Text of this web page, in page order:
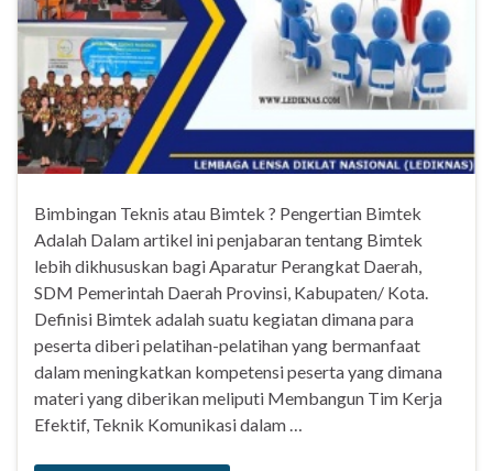
Bimbingan Teknis atau Bimtek ? Pengertian Bimtek
Adalah Dalam artikel ini penjabaran tentang Bimtek
lebih dikhususkan bagi Aparatur Perangkat Daerah,
SDM Pemerintah Daerah Provinsi, Kabupaten/ Kota.
Definisi Bimtek adalah suatu kegiatan dimana para
peserta diberi pelatihan-pelatihan yang bermanfaat
dalam meningkatkan kompetensi peserta yang dimana
materi yang diberikan meliputi Membangun Tim Kerja
Efektif, Teknik Komunikasi dalam …